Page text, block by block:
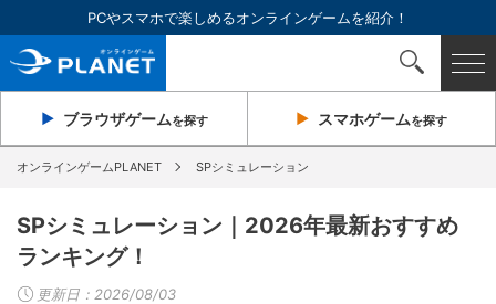
PCやスマホで楽しめるオンラインゲームを紹介！
ブラウザゲームを探す スマホゲームを探す
オンラインゲームPLANET SPシミュレーション
SPシミュレーション｜2026年最新おすすめ
ランキング！
更新日： 2026/08/03